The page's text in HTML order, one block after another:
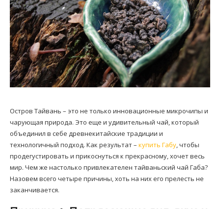
Остров Тайвань – это не только инновационные микрочипы и
чарующая природа. Это еще и удивительный чай, который
объединил в себе древнекитайские традиции и
технологичный подход. Как результат – купить Габу, чтобы
продегустировать и прикоснуться к прекрасному, хочет весь
мир. Чем же настолько привлекателен тайваньский чай Габа?
Назовем всего четыре причины, хоть на них его прелесть не
заканчивается.